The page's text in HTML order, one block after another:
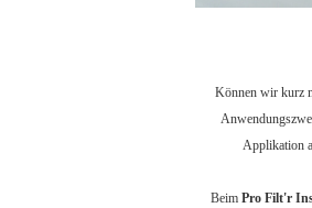
Können wir kurz
Applikation
Beim Pro Filt'r